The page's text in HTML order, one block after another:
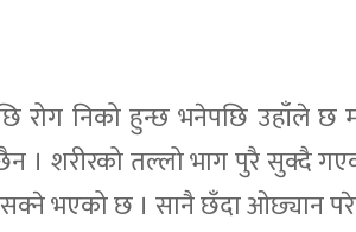
रोग निको हुन्छ भनेपछि उहाँले छ
। शरीरको तल्लो भाग पुरै सुक्दै
भएको छ । सानै छँदा ओछ्यान